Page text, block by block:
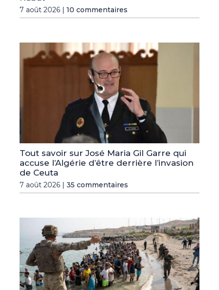
7 août 2026 | 10 commentaires
Tout savoir sur José Maria Gil Garre qui
accuse l’Algérie d’être derrière l’invasion
de Ceuta
7 août 2026 | 35 commentaires